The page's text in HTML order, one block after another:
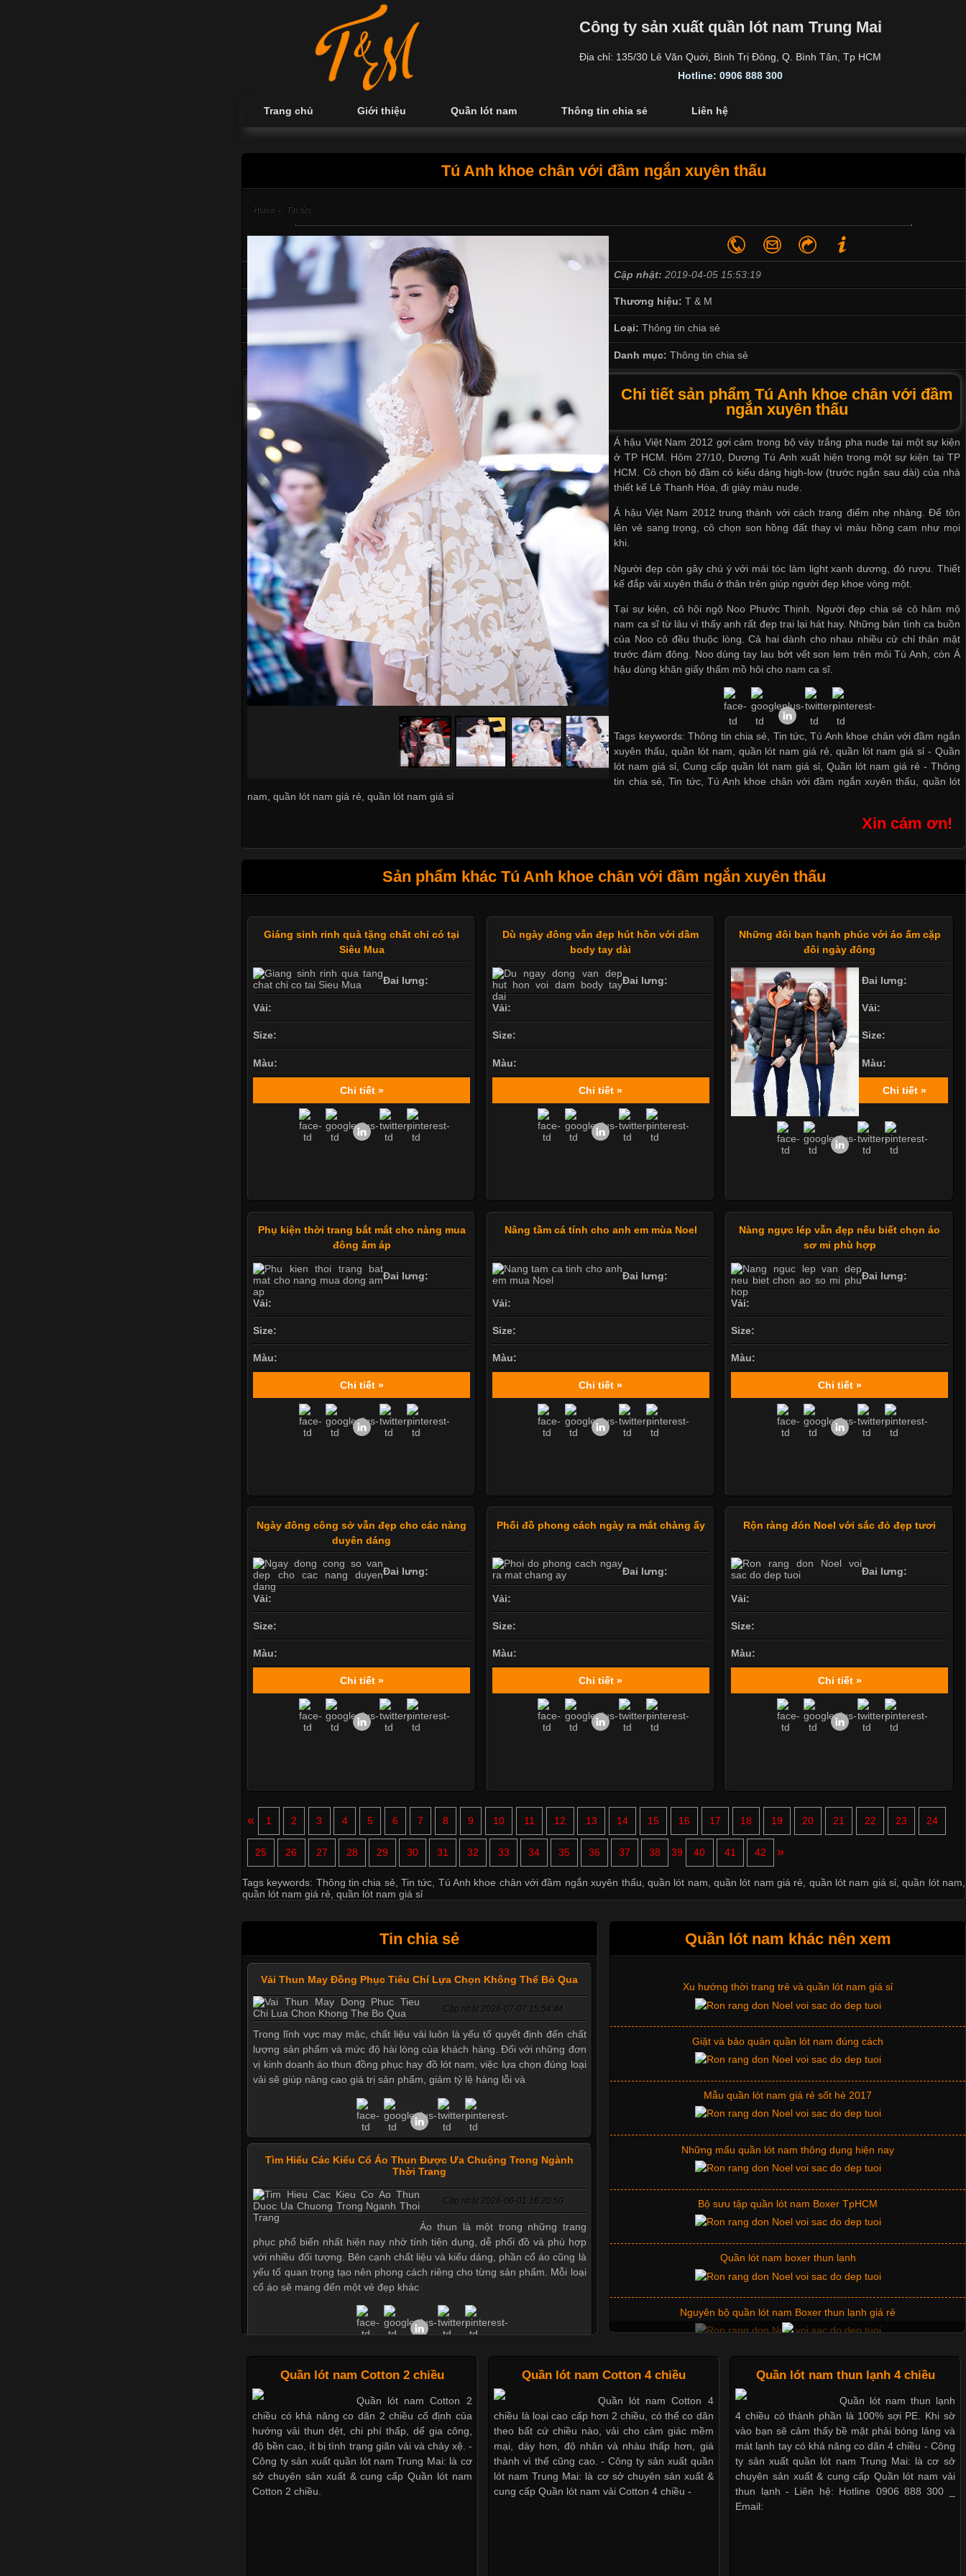
Công ty sản xuất quần lót nam Trung Mai
Địa chỉ: 135/30 Lê Văn Quới, Bình Trị Đông, Q. Bình Tân, Tp HCM
Hotline: 0906 888 300
Trang chủ Giới thiệu Quần lót nam Thông tin chia sẻ Liên hệ
Tú Anh khoe chân với đầm ngắn xuyên thấu
Home › Tin tức
Cập nhật: 2019-04-05 15:53:19
Thương hiệu:T & M
Loại: Thông tin chia sẻ
Danh mục: Thông tin chia sẻ
Chi tiết sản phẩm Tú Anh khoe chân với đầm
ngắn xuyên thấu
Á hậu Việt Nam 2012 gợi cảm trong bộ váy trắng pha nude tại một sự kiện
ở TP HCM. Hôm 27/10, Dương Tú Anh xuất hiện trong một sự kiện tại TP
HCM. Cô chọn bộ đầm có kiểu dáng high-low (trước ngắn sau dài) của nhà
thiết kế Lê Thanh Hòa, đi giày màu nude.
Á hậu Việt Nam 2012 trung thành với cách trang điểm nhẹ nhàng. Để tôn
lên vẻ sang trọng, cô chọn son hồng đất thay vì màu hồng cam như mọi
khi.
Người đẹp còn gây chú ý với mái tóc làm light xanh dương, đỏ rượu. Thiết
kế đắp vải xuyên thấu ở thân trên giúp người đẹp khoe vòng một.
Tại sự kiện, cô hội ngộ Noo Phước Thịnh. Người đẹp chia sẻ cô hâm mộ
nam ca sĩ từ lâu vì thấy anh rất đẹp trai lại hát hay. Những bản tình ca buồn
của Noo cô đều thuộc lòng. Cả hai dành cho nhau nhiều cử chỉ thân mật
trước đám đông. Noo dùng tay lau bớt vết son lem trên môi Tú Anh, còn Á
hậu dùng khăn giấy thấm mồ hôi cho nam ca sĩ.
Tags keywords: Thông tin chia sẻ, Tin tức, Tú Anh khoe chân với đầm ngắn
xuyên thấu, quần lót nam, quần lót nam giá rẻ, quần lót nam giá sỉ - Quần
lót nam giá sỉ,Cung cấp quần lót nam giá sỉ,Quần lót nam giá rẻ - Thông
tin chia sẻ,Tin tức, Tú Anh khoe chân với đầm ngắn xuyên thấu, quần lót
nam,quần lót nam giá rẻ,quần lót nam giá sỉ
Xin cám ơn!
Sản phẩm khác Tú Anh khoe chân với đầm ngắn xuyên thấu
Giáng sinh rinh quà tặng chất chỉ có tại
Siêu Mua
Đai lưng:
Vải:
Size:
Màu:
Chi tiết »
Dù ngày đông vẫn đẹp hút hồn với dầm
body tay dài
Đai lưng:
Vải:
Size:
Màu:
Chi tiết »
Những đôi bạn hạnh phúc với áo ấm cặp
đôi ngày đông
Đai lưng:
Vải:
Size:
Màu:
Chi tiết »
Phụ kiện thời trang bắt mắt cho nàng mua
đông ấm áp
Đai lưng:
Vải:
Size:
Màu:
Chi tiết »
Nâng tầm cá tính cho anh em mùa Noel
Đai lưng:
Vải:
Size:
Màu:
Chi tiết »
Nàng ngực lép vẫn đẹp nếu biết chọn áo
sơ mi phù hợp
Đai lưng:
Vải:
Size:
Màu:
Chi tiết »
Ngày đông công sở vẫn đẹp cho các nàng
duyên dáng
Đai lưng:
Vải:
Size:
Màu:
Chi tiết »
Phối đồ phong cách ngày ra mắt chàng ấy
Đai lưng:
Vải:
Size:
Màu:
Chi tiết »
Rộn ràng đón Noel với sắc đỏ đẹp tươi
Đai lưng:
Vải:
Size:
Màu:
Chi tiết »
« 1 2 3 4 5 6 7 8 9 10 11 12 13 14 15 16 17 18 19 20 21 22 23 24
25 26 27 28 29 30 31 32 33 34 35 36 37 38 39 40 41 42 »
Tags keywords: Thông tin chia sẻ ,Tin tức Tú Anh khoe chân với đầm ngắn xuyên thấu quần lót nam quần lót nam giá rẻ quần lót nam giá sỉ,quần lót nam
quần lót nam giá rẻ quần lót nam giá sỉ
Tin chia sẻ
Vải Thun May Đồng Phục Tiêu Chí Lựa Chọn Không Thể Bỏ Qua
Cập nhật 2026-07-07 15:54:44
Trong lĩnh vực may mặc, chất liệu vải luôn là yếu tố quyết định đến chất
lượng sản phẩm và mức độ hài lòng của khách hàng. Đối với những đơn
vị kinh doanh áo thun đồng phục hay đồ lót nam, việc lựa chọn đúng loại
vải sẽ giúp nâng cao giá trị sản phẩm, giảm tỷ lệ hàng lỗi và
Tìm Hiểu Các Kiểu Cổ Áo Thun Được Ưa Chuộng Trong Ngành
Thời Trang
Cập nhật 2026-06-01 16:20:50
Áo thun là một trong những trang
phục phổ biến nhất hiện nay nhờ tính tiện dụng, dễ phối đồ và phù hợp
với nhiều đối tượng. Bên cạnh chất liệu và kiểu dáng, phần cổ áo cũng là
yếu tố quan trọng tạo nên phong cách riêng cho từng sản phẩm. Mỗi loại
cổ áo sẽ mang đến một vẻ đẹp khác
Những Mẫu Áo Thun Đồng Phục Công Ty Được Ưa Chuộng Hiện
Nay
Trong môi trường kinh doanh hiện đại, việc xây dựng hình ảnh chuyên
nghiệp đóng vai trò quan trọng đối với sự phát triển của doanh nghiệp.
Một trong những giải pháp hiệu quả được nhiều đơn vị lựa chọn hiện nay
là sử dụng áo thun đồng phục công ty. Không chỉ giúp tạo sự đồng bộ,
áo thun
Quần lót nam khác nên xem
Mẫu quần short quần lót nam nữ hè thu 2017
Thị hiều quần lót nam bơi lội nam và nữ 2017
Xu hướng thời trang trẻ và quần lót nam giá sỉ
Giặt và bảo quản quần lót nam đúng cách
Mẫu quần lót nam giá rẻ sốt hè 2017
Những mẩu quần lót nam thông dụng hiện nay
Bộ sưu tập quần lót nam Boxer TpHCM
Quần lót nam boxer thun lạnh
Nguyên bộ quần lót nam Boxer thun lạnh giá rẻ
Dễ chịu hơn với quần lót nam giá rẻ vải Cotton 4 chiều
Thị hiều quần lót nam bơi lội nam và nữ 2017
Xu hướng thời trang trẻ và quần lót nam giá sỉ
Quần lót nam Cotton 2 chiều
Quần lót nam Cotton 2
chiều có khả năng co dãn 2 chiều cố định của
hướng vải thun dệt, chi phí thấp, dể gia công,
độ bền cao, ít bị tình trạng giãn vải và chảy xệ. -
Công ty sản xuất quần lót nam Trung Mai: là cơ
sở chuyên sản xuất & cung cấp Quần lót nam
Cotton 2 chiều.
Quần lót nam Cotton 4 chiều
Quần lót nam Cotton 4
chiều là loại cao cấp hơn 2 chiều, có thể co dãn
theo bất cứ chiều nào, vải cho cảm giác mềm
mại, dày hơn, độ nhăn và nhàu thấp hơn, giá
thành vì thế cũng cao. - Công ty sản xuất quần
lót nam Trung Mai: là cơ sở chuyên sản xuất &
cung cấp Quần lót nam vải Cotton 4 chiều -
Quần lót nam thun lạnh 4 chiều
Quần lót nam thun lạnh
4 chiều có thành phần là 100% sợi PE. Khi sờ
vào bạn sẽ cảm thấy bề mặt phải bóng láng và
mát lạnh tay có khả năng co dãn 4 chiều - Công
ty sản xuất quần lót nam Trung Mai: là cơ sở
chuyên sản xuất & cung cấp Quần lót nam vải
thun lạnh - Liên hệ: Hotline 0906 888 300 _
Email: